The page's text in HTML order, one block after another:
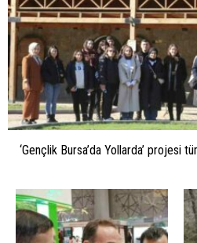
‘Gençlik Bursa’da Yollarda’ projesi